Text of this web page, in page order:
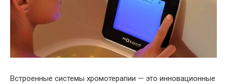
Встроенные системы хромотерапии — это инновационные